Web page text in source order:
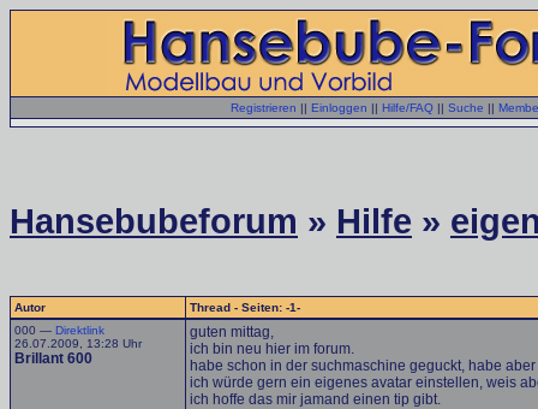
Registrieren || Einloggen || Hilfe/FAQ || Suche ||
Hansebubeforum » Hilfe »
Autor
Thread - Seiten: -1-
000 — Direktlink
26.07.2009, 13:28 Uhr
Brillant 600
guten mittag,
ich bin neu hier im forum.
habe schon in der suchmaschine geguckt, habe
ich würde gern ein eigenes avatar einstellen, weis
ich hoffe das mir jamand einen tip gibt.